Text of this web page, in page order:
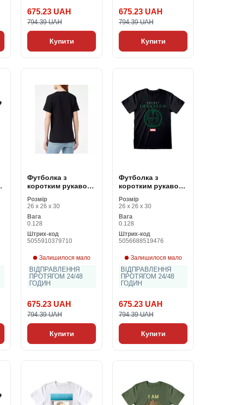
675.23 UAH
794.39 UAH
Купити
675.23 UAH
794.39 UAH
Купити
Футболка з
коротким рукавом
Style Чорний
Розмір
26 x 26 x 30
Вага
0.128
Штрих-код
5055910379710
Залишилося мало
ВІДПРАВЛЕННЯ
ПРОТЯГОМ 24/48
ГОДИН
675.23 UAH
794.39 UAH
Купити
Футболка з
коротким рукавом
Чорний Унісекс
Розмір
26 x 26 x 30
Вага
0.128
Штрих-код
5056688519476
Залишилося мало
ВІДПРАВЛЕННЯ
ПРОТЯГОМ 24/48
ГОДИН
675.23 UAH
794.39 UAH
Купити